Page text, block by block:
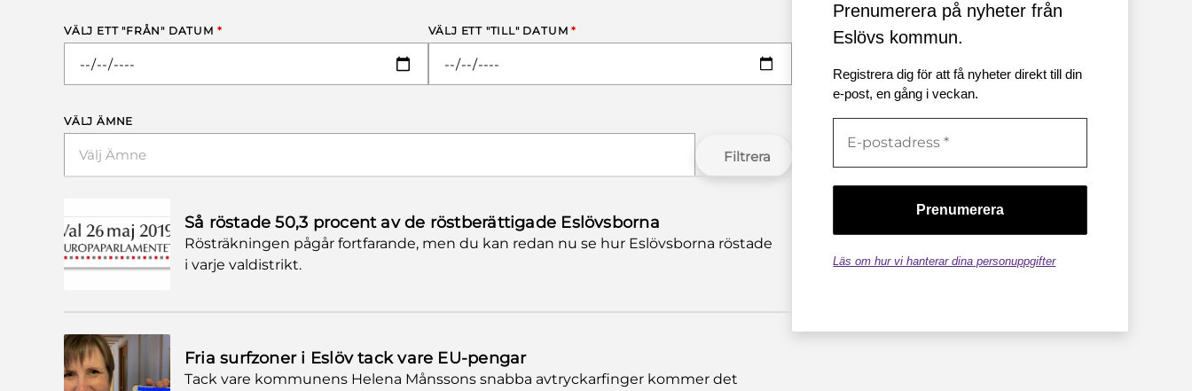
VÄLJ ETT "FRÅN" DATUM * VÄLJ ETT "TILL" DATUM*
VÄLJ ÄMNE
Välj Ämne Filtrera
Så röstade 50,3 procent av de röstberättigade Eslövsborna
Rösträkningen pågår fortfarande, men du kan redan nu se hur Eslövsborna röstade
i varje valdistrikt.
Fria surfzoner i Eslöv tack vare EU-pengar
Tack vare kommunens Helena Månssons snabba avtryckarfinger kommer det
Prenumerera på nyheter från
Eslövs kommun.
Registrera dig för att få nyheter direkt till din
e-post, en gång i veckan.
Läs om hur vi hanterar dina personuppgifter